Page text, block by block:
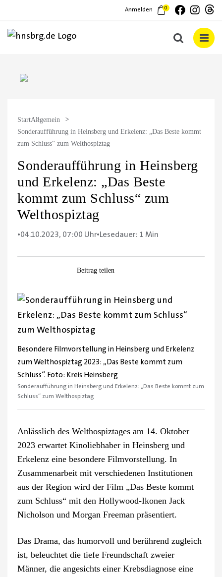
springen
Anmelden 0
StartAllgemein
Sonderaufführung in Heinsberg und Erkelenz: „Das Beste kommt
zum Schluss“ zum Welthospiztag
Sonderaufführung in Heinsberg
und Erkelenz: „Das Beste
kommt zum Schluss“ zum
Welthospiztag
•04.10.2023, 07:00 Uhr•Lesedauer: 1 Min
Beitrag teilen
Pinterest
E-
Zeige
grösseres
Bild
Besondere Filmvorstellung in Heinsberg und Erkelenz
zum Welthospiztag 2023: „Das Beste kommt zum
Schluss“. Foto: Kreis Heinsberg
Sonderaufführung in Heinsberg und Erkelenz: „Das Beste kommt zum
Schluss“ zum Welthospiztag
Anlässlich des Welthospiztages am 14. Oktober
2023 erwartet Kinoliebhaber in Heinsberg und
Erkelenz eine besondere Filmvorstellung. In
Zusammenarbeit mit verschiedenen Institutionen
aus der Region wird der Film „Das Beste kommt
zum Schluss“ mit den Hollywood-Ikonen Jack
Nicholson und Morgan Freeman präsentiert.
Das Drama, das humorvoll und berührend zugleich
ist, beleuchtet die tiefe Freundschaft zweier
Männer, die angesichts einer Krebsdiagnose eine